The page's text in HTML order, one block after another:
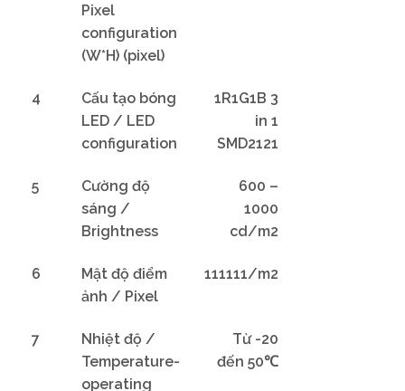
Pixel
configuration
(W*H) (pixel)
4
Cấu tạo bóng
LED / LED
configuration
1R1G1B 3
in 1
SMD2121
5
Cường độ
sáng /
Brightness
600 –
1000
cd/m2
6
Mật độ điểm
ảnh / Pixel
111111/m2
7
Nhiệt độ /
Temperature-
operating
Từ -20
đến 50℃